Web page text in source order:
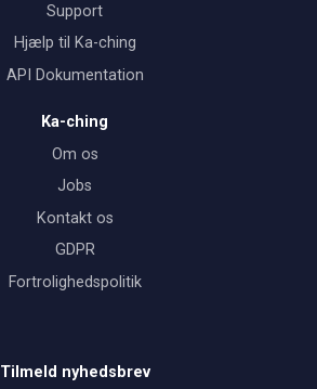
Support
Hjælp til Ka-ching
API Dokumentation
Ka-ching
Om os
Jobs
Kontakt os
GDPR
Fortrolighedspolitik
Tilmeld nyhedsbrev